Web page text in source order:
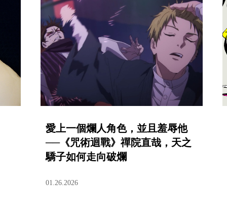
愛上一個爛人角色，並且羞辱他
──《咒術迴戰》禪院直哉，天之
驕子如何走向破爛
01.26.2026